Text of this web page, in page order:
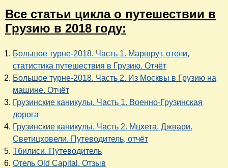
Все статьи цикла о путешествии в
Грузию в 2018 году:
Большое турне-2018. Часть 1. Маршрут, отели,
статистика путешествия в Грузию. Отчёт
Большое турне-2018. Часть 2. Из Москвы в Грузию на
машине. Отчёт
Грузинские каникулы. Часть 1. Военно-Грузинская
дорога
Грузинские каникулы. Часть 2. Мцхета. Джвари.
Светицховели. Путеводитель, отчёт
Тбилиси. Путеводитель
Отель Old Capital. Отзыв